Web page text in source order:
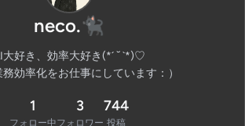
neco.🐈‍⬛
大好き、効率大好き(*´ ˘ `*)♡
効率化をお仕事にしています：）
1
フォロー中
3
フォロワー
744
投稿